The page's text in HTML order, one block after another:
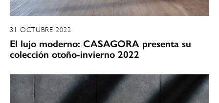
31 OCTUBRE 2022
El lujo moderno: CASAGORA presenta su
colección otoño-invierno 2022